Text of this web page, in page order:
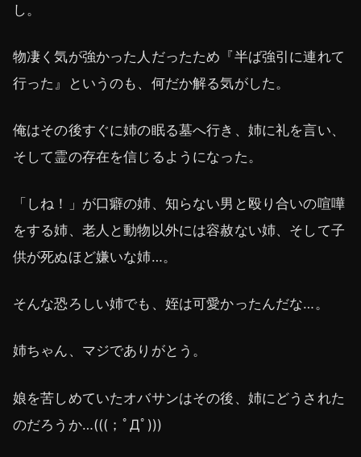
し。
物凄く気が強かった人だったため『半ば強引に連れて
行った』というのも、何だか解る気がした。
俺はその後すぐに姉の眠る墓へ行き、姉に礼を言い、
そして霊の存在を信じるようになった。
「しね！」が口癖の姉、知らない男と殴り合いの喧嘩
をする姉、老人と動物以外には容赦ない姉、そして子
供が死ぬほど嫌いな姉…。
そんな恐ろしい姉でも、姪は可愛かったんだな…。
姉ちゃん、マジでありがとう。
娘を苦しめていたオバサンはその後、姉にどうされた
のだろうか…(((；ﾟДﾟ)))